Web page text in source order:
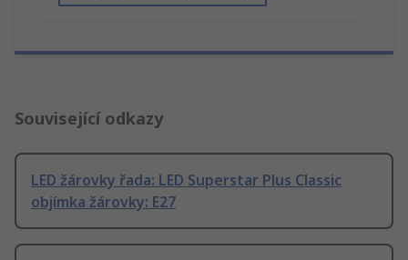
Související odkazy
LED žárovky řada: LED Superstar Plus Classic
objímka žárovky: E27